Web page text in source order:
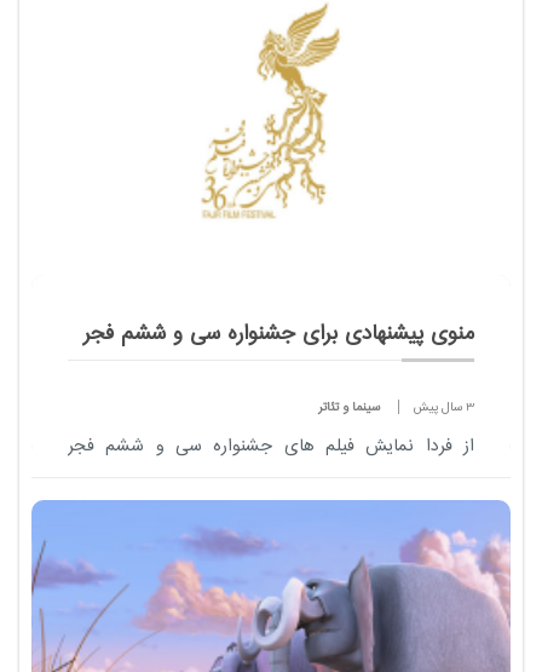
حد جایگاهی بزرگ و ویژ...
منوی پیشنهادی برای جشنواره سی و ششم فجر
3 سال پیش سینما و تئاتر
از فردا نمایش فیلم های جشنواره سی و ششم فجر
می بینید اما اگر قصد دارید با مراجعه به گیشه، فیلم مورد
نظر را انتخاب کنید، این گزارش می...